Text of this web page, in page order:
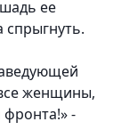
ее
спрыгнуть.
женщины,
фронта!» -